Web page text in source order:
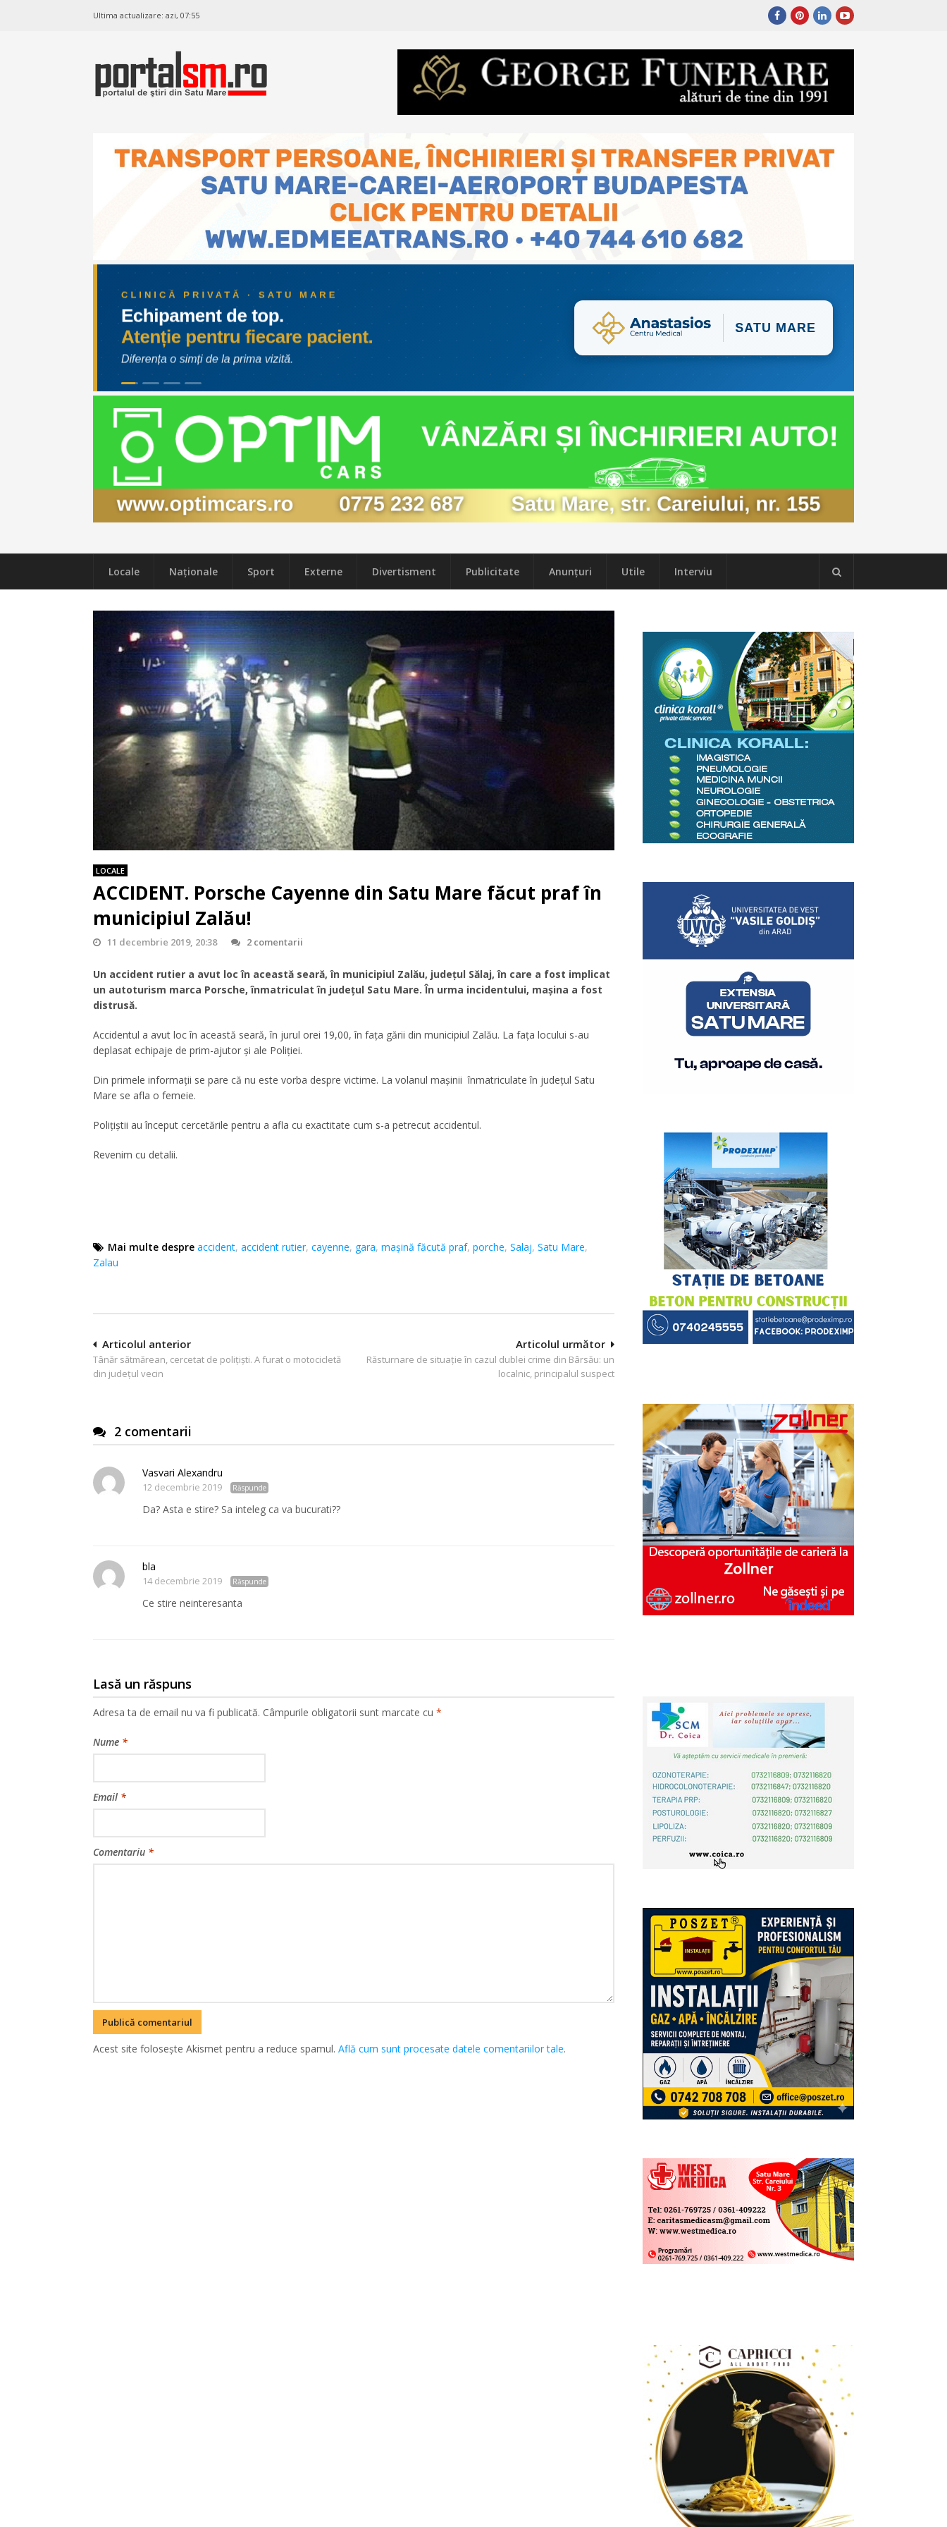
Ultima actualizare: azi, 07:55
Locale Naţionale Sport Externe Divertisment Publicitate Anunțuri Utile Interviu
LOCALE
ACCIDENT. Porsche Cayenne din Satu Mare făcut praf în
municipiul Zalău!
11 decembrie 2019, 20:38 2 comentarii
Un accident rutier a avut loc în această seară, în municipiul Zalău, județul Sălaj, în care a fost implicat
un autoturism marca Porsche, înmatriculat în județul Satu Mare. În urma incidentului, mașina a fost
distrusă.
Accidentul a avut loc în această seară, în jurul orei 19,00, în fața gării din municipiul Zalău. La fața locului s-au
deplasat echipaje de prim-ajutor și ale Poliției.
Din primele informații se pare că nu este vorba despre victime. La volanul mașinii înmatriculate în județul Satu
Mare se afla o femeie.
Polițiștii au început cercetările pentru a afla cu exactitate cum s-a petrecut accidentul.
Revenim cu detalii.
Mai multe despre accident, accident rutier, cayenne, gara, mașină făcută praf, porche, Salaj, Satu Mare,
Zalau
Navigare
în
Articolul următor
Răsturnare de situație în cazul dublei crime din Bârsău: un
localnic, principalul suspect
Articolul anterior
Tânăr sătmărean, cercetat de polițiști. A furat o motocicletă
din județul vecin
2 comentarii
Vasvari Alexandru
12 decembrie 2019 Răspunde
Da? Asta e stire? Sa inteleg ca va bucurati??
bla
14 decembrie 2019 Răspunde
Ce stire neinteresanta
Lasă un răspuns
Adresa ta de email nu va fi publicată. Câmpurile obligatorii sunt marcate cu *
Nume *
Email *
Comentariu *
Acest site folosește Akismet pentru a reduce spamul. Află cum sunt procesate datele comentariilor tale.